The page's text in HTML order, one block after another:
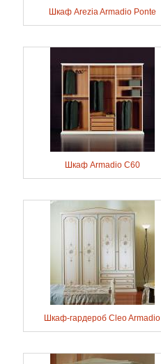
Шкаф Arezia Armadio Ponte
Шкаф Armadio C60
Шкаф-гардероб Cleo Armadio